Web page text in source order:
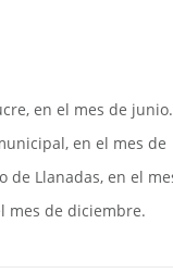
en el mes de junio.
en el mes de
de Llanadas, en el
mes de diciembre.